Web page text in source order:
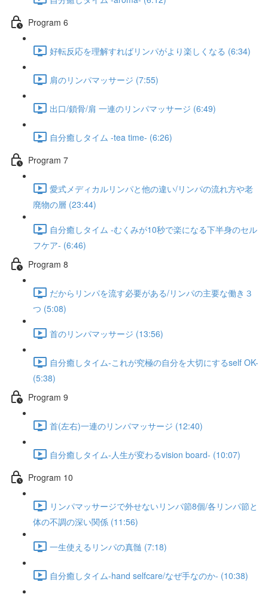
Program 6​
好転反応を理解すればリンパがより楽しくなる (6:34)
肩のリンパマッサージ (7:55)
出口/鎖骨/肩 一連のリンパマッサージ (6:49)
自分癒しタイム -tea time- (6:26)
Program 7
愛式メディカルリンパと他の違い/リンパの流れ方や老
廃物の層 (23:44)
自分癒しタイム -むくみが10秒で楽になる下半身のセル
フケア- (6:46)
Program 8
だからリンパを流す必要がある/リンパの主要な働き３
つ (5:08)
首のリンパマッサージ (13:56)
自分癒しタイム-これが究極の自分を大切にするself OK-
(5:38)
Program 9
首(左右)一連のリンパマッサージ (12:40)
自分癒しタイム-人生が変わるvision board- (10:07)
Program 10
リンパマッサージで外せないリンパ節8個/各リンパ節と
体の不調の深い関係 (11:56)
一生使えるリンパの真髄 (7:18)
自分癒しタイム-hand selfcare/なぜ手なのか- (10:38)